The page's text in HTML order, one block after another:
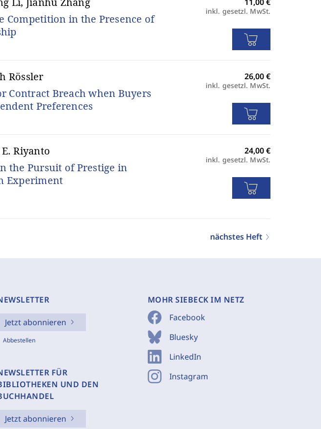
Competition in the Presence of
inkl. gesetzl. MwSt.
Rössler
Contract Breach when Buyers
Preferences
inkl. gesetzl. MwSt.
Riyanto
the Pursuit of Prestige in
Experiment
inkl. gesetzl. MwSt.
nächstes Heft
Jetzt abonnieren
Abbestellen
FÜR
UND DEN
Jetzt abonnieren
MOHR SIEBECK IM NETZ
Facebook
Bluesky
LinkedIn
Instagram